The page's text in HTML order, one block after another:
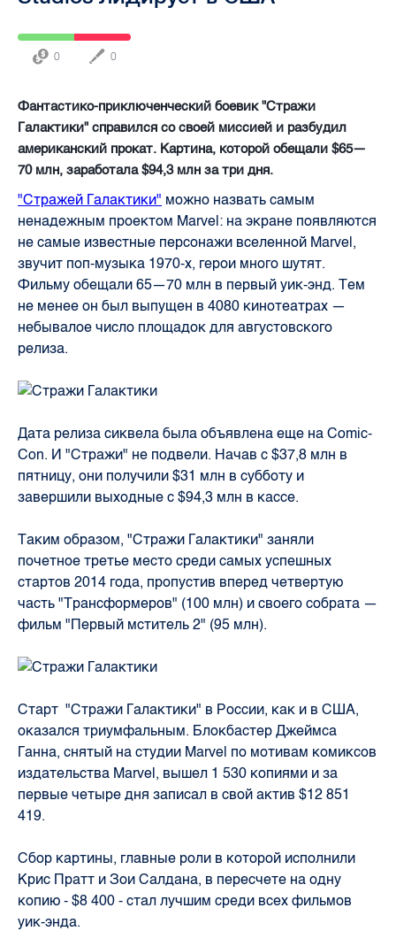
0 0
Фантастико-приключенческий боевик "Стражи
Галактики" справился со своей миссией и разбудил
американский прокат. Картина, которой обещали $65—
70 млн, заработала $94,3 млн за три дня.
"Стражей Галактики" можно назвать самым
ненадежным проектом Marvel: на экране появляются
не самые известные персонажи вселенной Marvel,
звучит поп-музыка 1970-х, герои много шутят.
Фильму обещали 65—70 млн в первый уик-энд. Тем
не менее он был выпущен в 4080 кинотеатрах —
небывалое число площадок для августовского
релиза.
Дата релиза сиквела была объявлена еще на Comic-
Con. И "Стражи" не подвели. Начав с $37,8 млн в
пятницу, они получили $31 млн в субботу и
завершили выходные с $94,3 млн в кассе.
Таким образом, "Стражи Галактики" заняли
почетное третье место среди самых успешных
стартов 2014 года, пропустив вперед четвертую
часть "Трансформеров" (100 млн) и своего собрата —
фильм "Первый мститель 2" (95 млн).
Старт "Стражи Галактики" в России, как и в США,
оказался триумфальным. Блокбастер Джеймса
Ганна, снятый на студии Marvel по мотивам комиксов
издательства Marvel, вышел 1 530 копиями и за
первые четыре дня записал в свой актив $12 851
419.
Сбор картины, главные роли в которой исполнили
Крис Пратт и Зои Салдана, в пересчете на одну
копию - $8 400 - стал лучшим среди всех фильмов
уик-энда.